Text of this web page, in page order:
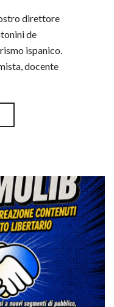
direttore
de
ispanico.
docente